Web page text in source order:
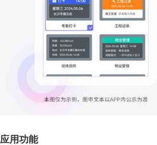
应用功能